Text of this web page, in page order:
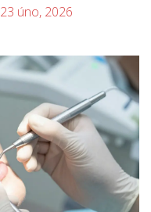
23 úno, 2026